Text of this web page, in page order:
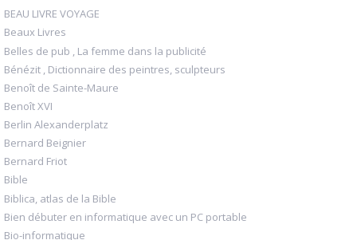
BEAU LIVRE VOYAGE
Beaux Livres
Belles de pub , La femme dans la publicité
Bénézit , Dictionnaire des peintres, sculpteurs
Benoît de Sainte-Maure
Benoît XVI
Berlin Alexanderplatz
Bernard Beignier
Bernard Friot
Bible
Biblica, atlas de la Bible
Bien débuter en informatique avec un PC portable
Bio-informatique